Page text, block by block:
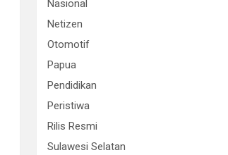
Nasional
Netizen
Otomotif
Papua
Pendidikan
Peristiwa
Rilis Resmi
Sulawesi Selatan